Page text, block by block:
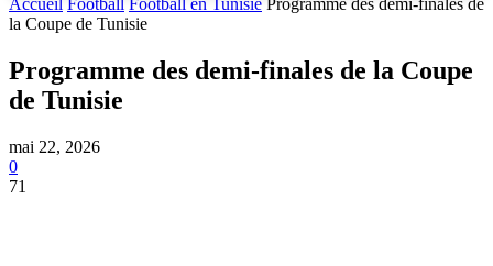
Accueil Football Football en Tunisie Programme des demi-finales de
la Coupe de Tunisie
Programme des demi-finales de la Coupe
de Tunisie
mai 22, 2026
0
71